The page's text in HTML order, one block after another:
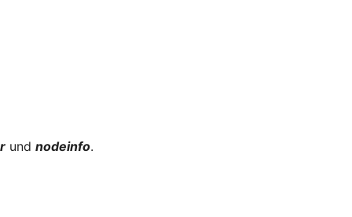
und nodeinfo.